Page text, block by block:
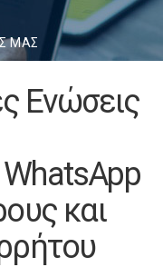
ΜΑΣ
Ενώσεις
και